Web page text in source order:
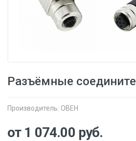
Разъёмные
Производитель: ОВЕН
от 1 074.00 руб.